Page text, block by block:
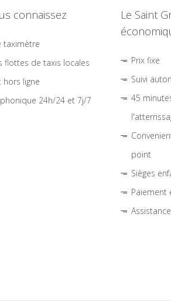
connaissez
taximètre
flottes de taxis locales
hors ligne
24h/24 et 7j/7
Le Saint
Prix fixe
Suivi
45
point
Sièges
Paiement